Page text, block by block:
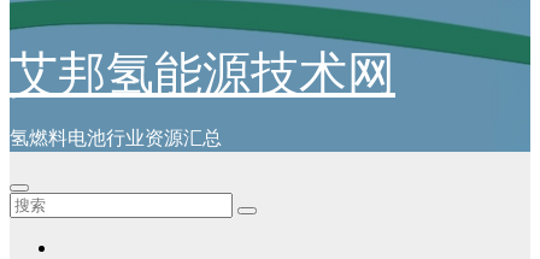
艾邦氢能源技术网
氢燃料电池行业资源汇总